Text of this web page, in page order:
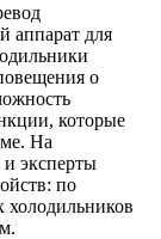
аппарат для
о
которые
На
эксперты
по